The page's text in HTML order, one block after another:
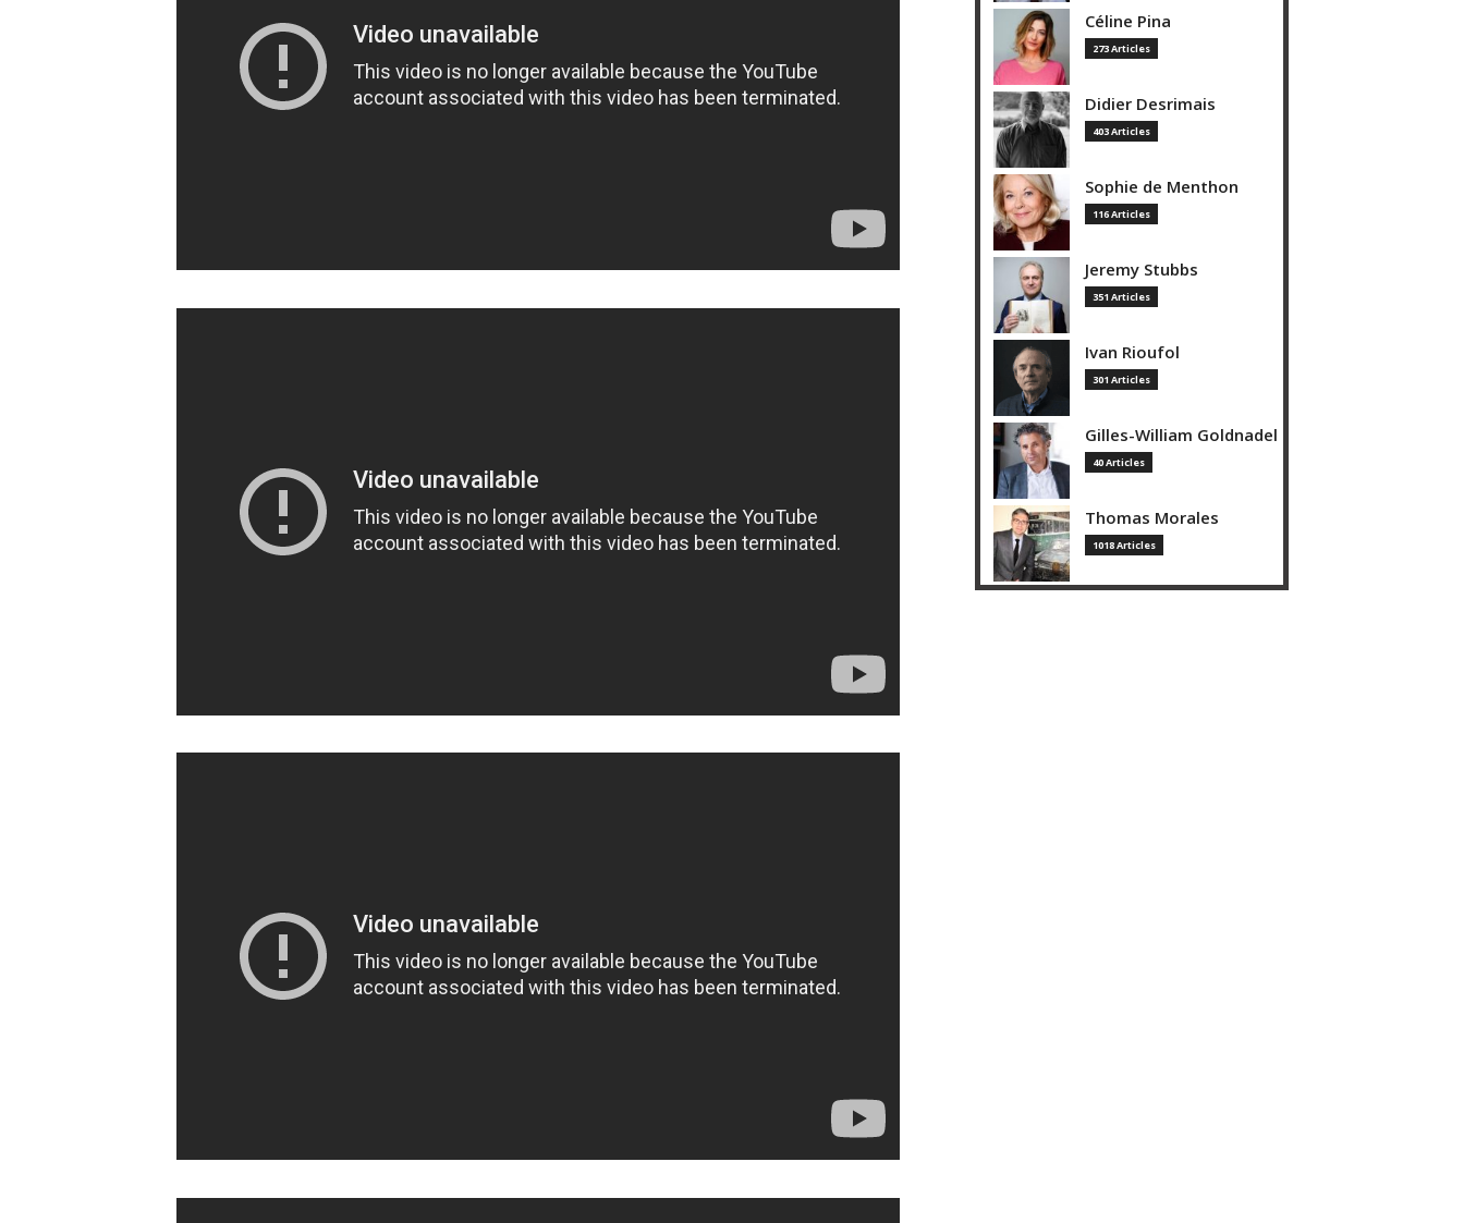
Céline Pina
273 Articles
Didier Desrimais
403 Articles
Sophie de Menthon
116 Articles
Jeremy Stubbs
351 Articles
Ivan Rioufol
301 Articles
Gilles-William Goldnadel
40 Articles
Thomas Morales
1018 Articles